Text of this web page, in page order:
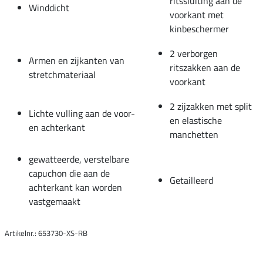
Winddicht
voorkant met
kinbeschermer
Armen en zijkanten van
stretchmateriaal
2 verborgen
ritszakken aan de
voorkant
Lichte vulling aan de voor-
en achterkant
2 zijzakken met split
en elastische
manchetten
gewatteerde, verstelbare
capuchon die aan de
achterkant kan worden
vastgemaakt
Getailleerd
Artikelnr.: 653730-XS-RB